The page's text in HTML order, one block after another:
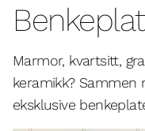
Marmor, kvartsitt,
keramikk? Sammen
eksklusive